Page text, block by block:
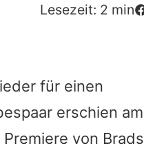
Lesezeit: 2 min
für einen
erschien am
von Brads